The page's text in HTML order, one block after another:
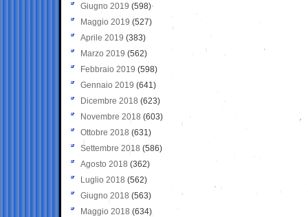
Giugno 2019 (598)
Maggio 2019 (527)
Aprile 2019 (383)
Marzo 2019 (562)
Febbraio 2019 (598)
Gennaio 2019 (641)
Dicembre 2018 (623)
Novembre 2018 (603)
Ottobre 2018 (631)
Settembre 2018 (586)
Agosto 2018 (362)
Luglio 2018 (562)
Giugno 2018 (563)
Maggio 2018 (634)